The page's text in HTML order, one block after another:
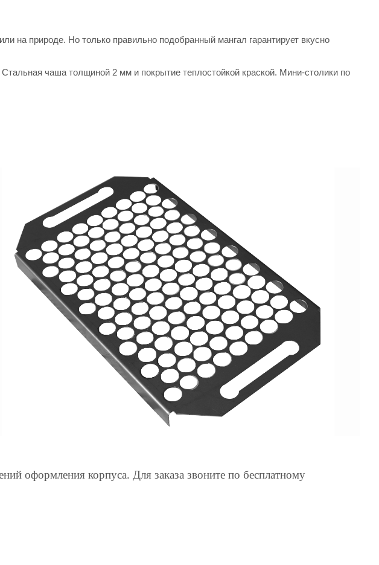
на природе. Но только правильно подобранный мангал гарантирует вкусно
чаша толщиной 2 мм и покрытие теплостойкой краской. Мини-столики по
оформления корпуса. Для заказа звоните по бесплатному